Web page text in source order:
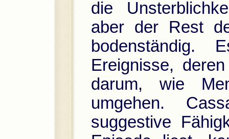
die
aber der Rest
bodenständig.
Ereignisse,
darum, wie
umgehen.
suggestive